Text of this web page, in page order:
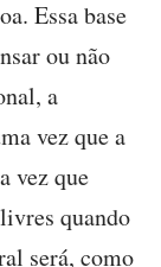
Essa base
ou não
a
vez que a
vez que
quando
será, como